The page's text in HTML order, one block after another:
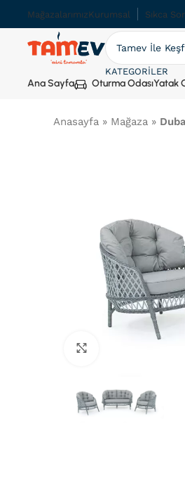
MağazalarımızKurumsal Sıkca
KATEGORILER
Ana Sayfa Oturma OdasıYatak
Anasayfa » Mağaza »